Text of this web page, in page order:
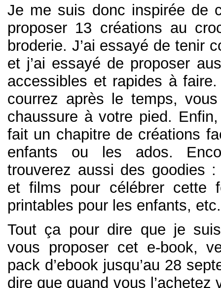
Je me suis donc inspirée de
proposer 13 créations au
broderie. J’ai essayé de tenir
et j’ai essayé de proposer
accessibles et rapides à
courrez après le temps,
chaussure à votre pied.
fait un chapitre de créations
enfants ou les ados.
trouverez aussi des goodies
et films pour célébrer cette
printables pour les enfants, etc.
Tout ça pour dire que je
vous proposer cet e-book,
pack d’ebook jusqu’au 28
dire que quand vous l’achetez